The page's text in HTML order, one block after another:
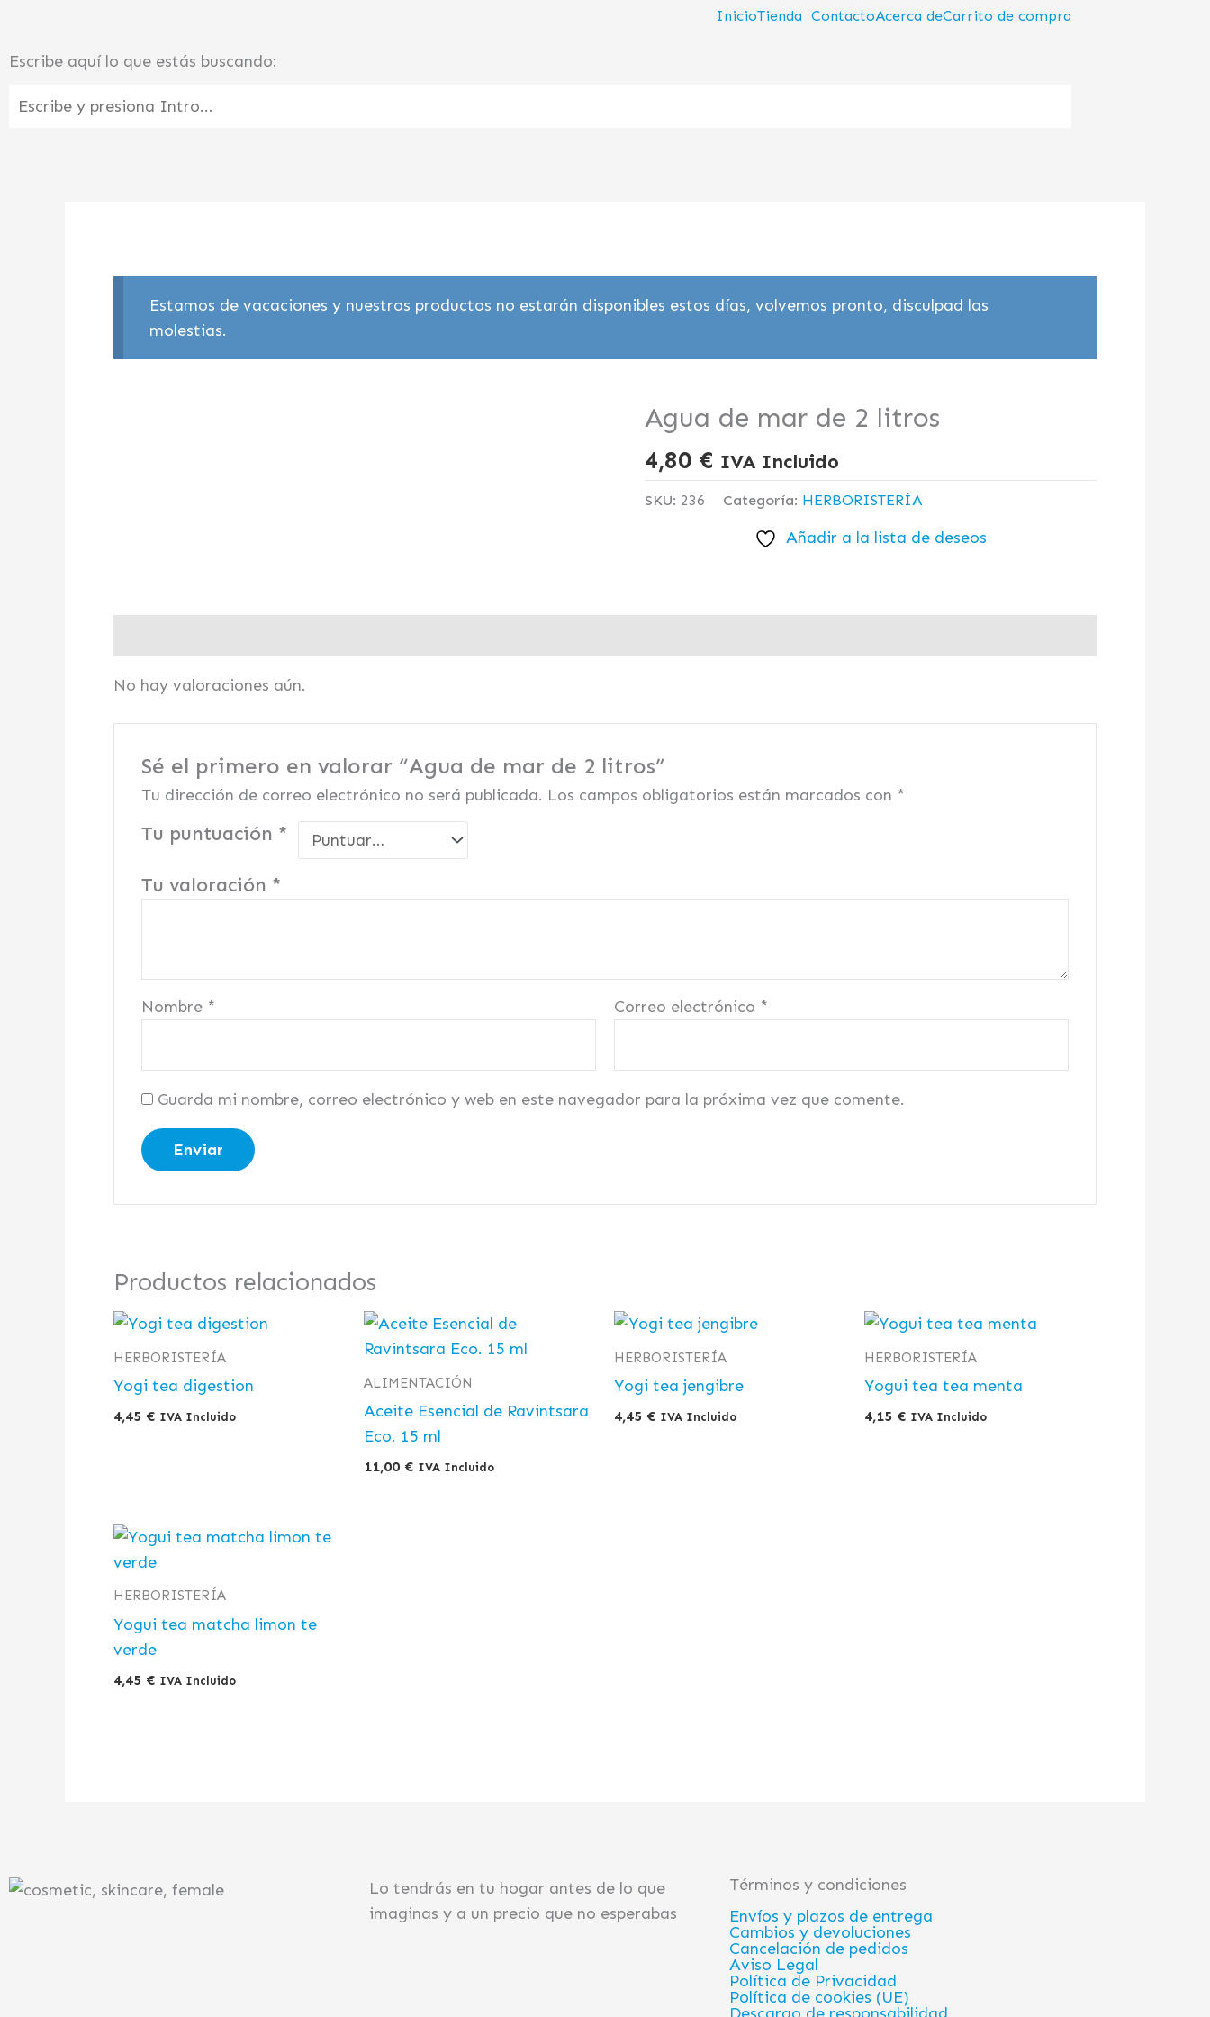
contenido
InicioTienda ContactoAcerca deCarrito de compra
Escribe aquí lo que estás buscando:
Estamos de vacaciones y nuestros productos no estarán disponibles estos días, volvemos pronto, disculpad las
molestias.
Agua de mar de 2 litros
4,80 € IVA Incluido
SKU: 236 Categoría: HERBORISTERÍA
Añadir a la lista de deseos
No hay valoraciones aún.
Sé el primero en valorar “Agua de mar de 2 litros”
Tu dirección de correo electrónico no será publicada. Los campos obligatorios están marcados con *
Tu puntuación *
Tu valoración *
Nombre * Correo electrónico *
Guarda mi nombre, correo electrónico y web en este navegador para la próxima vez que comente.
Productos relacionados
HERBORISTERÍA
Yogi tea digestion
4,45 € IVA Incluido
ALIMENTACIÓN
Aceite Esencial de Ravintsara
Eco. 15 ml
11,00 € IVA Incluido
HERBORISTERÍA
Yogi tea jengibre
4,45 € IVA Incluido
HERBORISTERÍA
Yogui tea tea menta
4,15 € IVA Incluido
HERBORISTERÍA
Yogui tea matcha limon te
verde
4,45 € IVA Incluido
Lo tendrás en tu hogar antes de lo que
imaginas y a un precio que no esperabas
Términos y condiciones
Envíos y plazos de entrega
Cambios y devoluciones
Cancelación de pedidos
Aviso Legal
Política de Privacidad
Política de cookies (UE)